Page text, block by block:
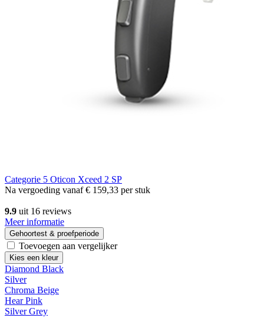
Categorie 5 Oticon Xceed 2 SP
Na vergoeding vanaf€ 159,33 per stuk
9.9 uit 16 reviews
Meer informatie
Gehoortest & proefperiode
Toevoegen aan vergelijker
Kies een kleur
Diamond Black
Silver
Chroma Beige
Hear Pink
Silver Grey